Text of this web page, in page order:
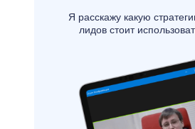
Я расскажу какую
лидов стоит